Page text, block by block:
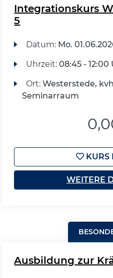
Integrationskurs
5
Datum: Mo.
Uhrzeit: 08:45 - 12:00
Ort: Westerstede,
Seminarraum
KURS
WEITERE
Ausbildung zur